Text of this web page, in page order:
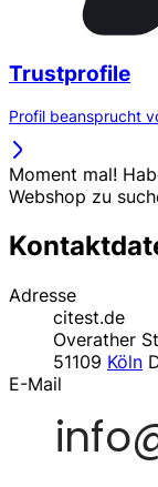
Trustprofile
Profil beansprucht
Moment mal!
Webshop zu
Adresse
citest.de
Overather
51109 Köln
E-Mail